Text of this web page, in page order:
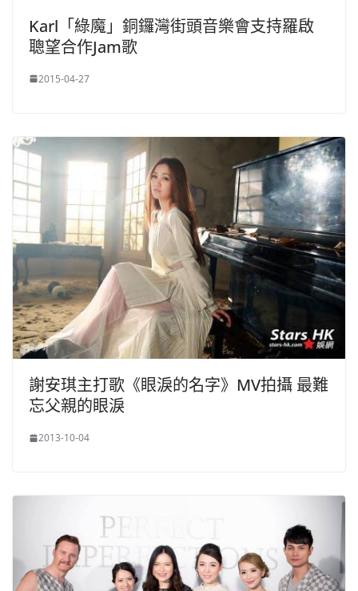
Karl「綠魔」銅鑼灣街頭音樂會支持羅啟
聰望合作Jam歌
2015-04-27
謝安琪主打歌《眼淚的名字》MV拍攝 最難
忘父親的眼淚
2013-10-04